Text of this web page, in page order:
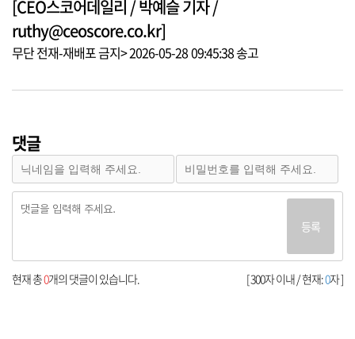
[CEO스코어데일리 / 박예슬 기자 /
ruthy@ceoscore.co.kr]
무단 전재-재배포 금지> 2026-05-28 09:45:38 송고
댓글
등록
[ 300자 이내 / 현재:0자 ]
현재 총0개의 댓글이 있습니다.